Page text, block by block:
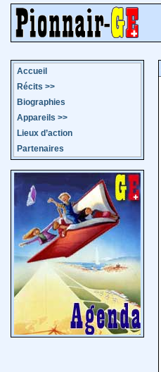
Accueil
Récits >>
Biographies
Appareils >>
Lieux d’action
Partenaires